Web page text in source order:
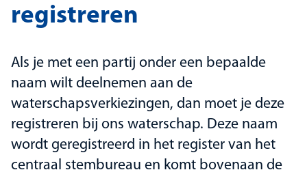
registreren
Als je met een partij onder een bepaalde
naam wilt deelnemen aan de
waterschapsverkiezingen, dan moet je deze
registreren bij ons waterschap. Deze naam
wordt geregistreerd in het register van het
centraal stembureau en komt bovenaan de